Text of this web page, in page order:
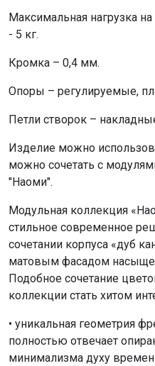
Максимальная нагрузка
- 5 кг.
Кромка – 0,4 мм.
Опоры – регулируемые,
Петли створок –
Изделие можно
можно сочетать с
"Наоми".
Модульная коллекция
стильное современное
сочетании корпуса «дуб
матовым фасадом
Подобное сочетание
коллекции стать хитом
• уникальная геометрия
полностью отвечает
минимализма духу